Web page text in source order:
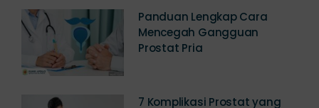
Panduan Lengkap Cara
Mencegah Gangguan